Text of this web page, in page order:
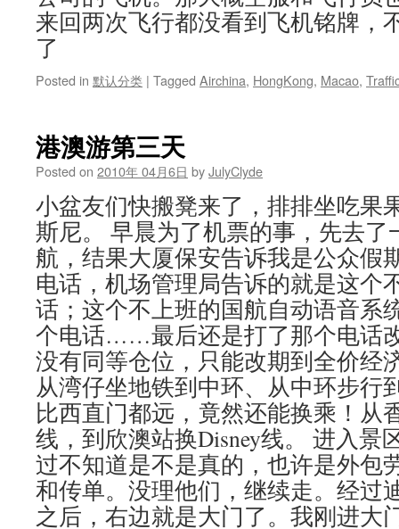
来回两次飞行都没看到飞机铭牌，
了
Posted in 默认分类 | Tagged Airchina, HongKong, Macao,
港澳游第三天
Posted on 2010年 04月6日 byJulyClyde
小盆友们快搬凳来了，排排坐吃果
斯尼。 早晨为了机票的事，先去了
航，结果大厦保安告诉我是公众假
电话，机场管理局告诉的就是这个
话；这个不上班的国航自动语音系
个电话……最后还是打了那个电话
没有同等仓位，只能改期到全价
从湾仔坐地铁到中环、从中环步行
比西直门都远，竟然还能换乘！从
线，到欣澳站换Disney线。 进入景
过不知道是不是真的，也许是外包
和传单。没理他们，继续走。经过
之后，右边就是大门了。我刚进大